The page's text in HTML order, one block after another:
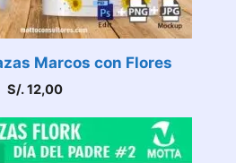
Marcos con Flores
S/.12,00